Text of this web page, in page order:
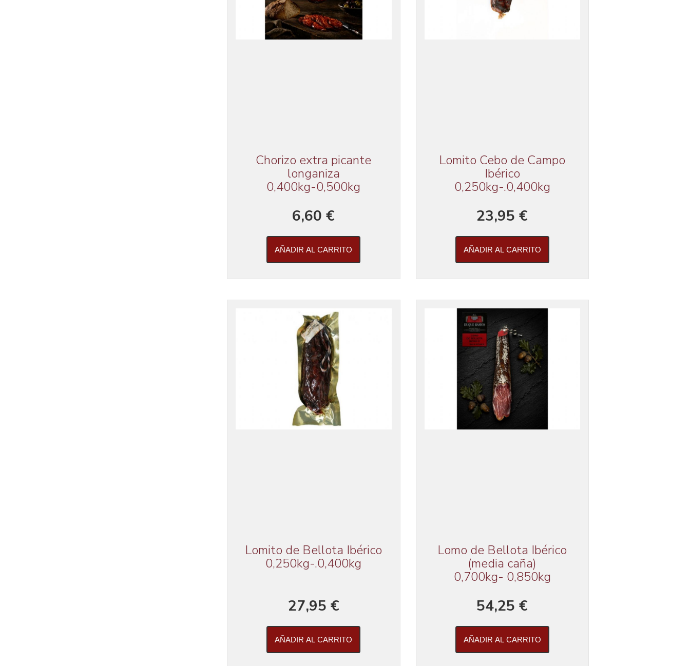
Chorizo extra picante
longaniza
0,400kg-0,500kg
6,60 €
AÑADIR AL CARRITO
Lomito Cebo de Campo
Ibérico
0,250kg-.0,400kg
23,95 €
AÑADIR AL CARRITO
Lomito de Bellota Ibérico
0,250kg-.0,400kg
27,95 €
AÑADIR AL CARRITO
Lomo de Bellota Ibérico
(media caña)
0,700kg- 0,850kg
54,25 €
AÑADIR AL CARRITO